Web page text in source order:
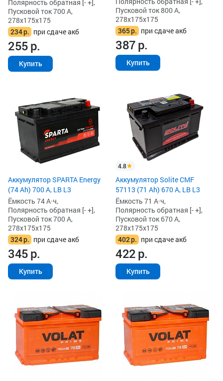
Полярность обратная [- +],
Пусковой ток 700 А,
278x175x175
234р. при сдаче акб
255р.
Купить
Пусковой ток 800 А,
278x175x175
365р. при сдаче акб
387р.
Купить
Аккумулятор SPARTA Energy
(74 Ah) 700 А, LB L3
Ёмкость 74 А·ч,
Полярность обратная [- +],
Пусковой ток 700 А,
278x175x175
324р. при сдаче акб
345р.
Купить
4.8
Аккумулятор Solite CMF
57113 (71 Ah) 670 А, LB L3
Ёмкость 71 А·ч,
Полярность обратная [- +],
Пусковой ток 670 А,
278x175x175
402р. при сдаче акб
422р.
Купить